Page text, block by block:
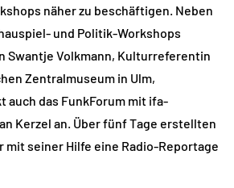
näher zu beschäftigen. Neben
und Politik-Workshops
Swantje Volkmann, Kulturreferentin
Zentralmuseum in Ulm,
auch das FunkForum mit ifa-
Kerzel an. Über fünf Tage erstellten
mit seiner Hilfe eine Radio-Reportage